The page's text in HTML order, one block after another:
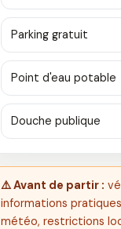
Parking gratuit
Point d'eau potable
Douche publique
⚠️ Avant de partir :
informations
météo, restrictions